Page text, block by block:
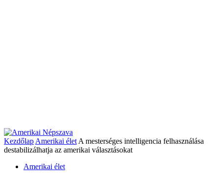
Kezdőlap Amerikai élet A mesterséges intelligencia felhasználása
destabilizálhatja az amerikai választásokat
Amerikai élet